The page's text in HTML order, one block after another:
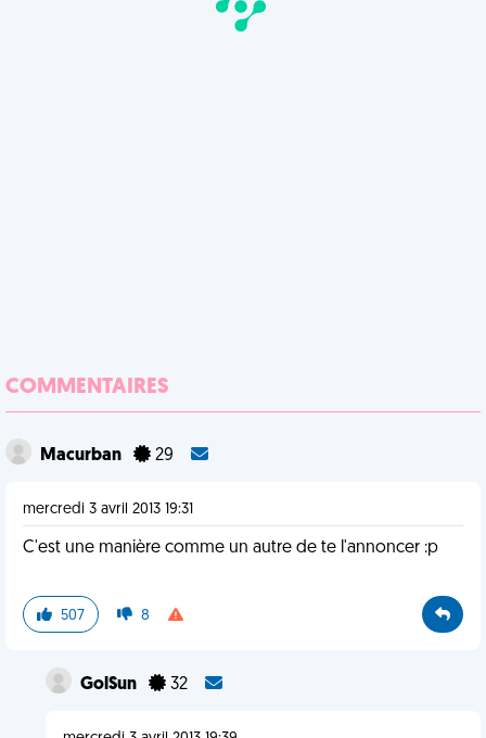
COMMENTAIRES
Macurban 29
mercredi 3 avril 2013 19:31
C'est une manière comme un autre de te l'annoncer :p
507 8
GolSun 32